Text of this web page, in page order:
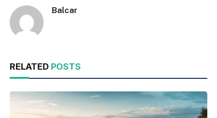
Balcar
RELATED POSTS